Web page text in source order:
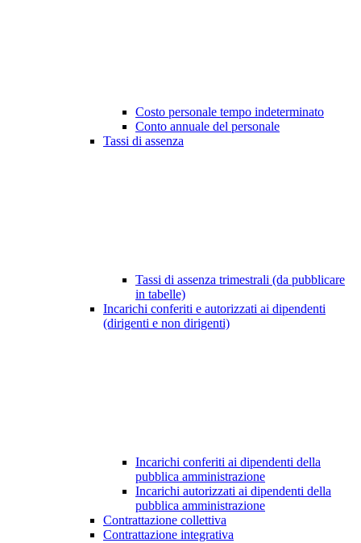
Costo personale tempo indeterminato
Conto annuale del personale
Tassi di assenza
Tassi di assenza trimestrali (da pubblicare
in tabelle)
Incarichi conferiti e autorizzati ai dipendenti
(dirigenti e non dirigenti)
Incarichi conferiti ai dipendenti della
pubblica amministrazione
Incarichi autorizzati ai dipendenti della
pubblica amministrazione
Contrattazione collettiva
Contrattazione integrativa